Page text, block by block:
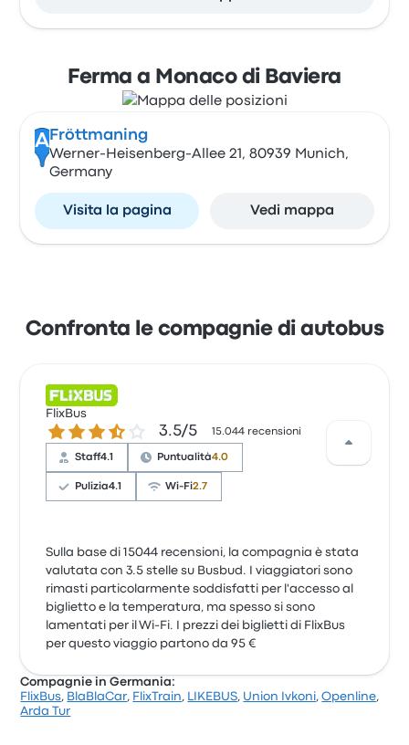
Ferma a Monaco di Baviera
A Fröttmaning
Werner-Heisenberg-Allee 21, 80939 Munich,
Germany
Visita la pagina Vedi mappa
Confronta le compagnie di autobus
FlixBus
3.5 su 5 stelle 3.5/5 15.044 recensioni
Staff4.1 Puntualità4.0
Pulizia4.1 Wi-Fi2.7
Sulla base di 15044 recensioni, la compagnia è stata
valutata con 3.5 stelle su Busbud. I viaggiatori sono
rimasti particolarmente soddisfatti per l'accesso al
biglietto e la temperatura, ma spesso si sono
lamentati per il Wi-Fi. I prezzi dei biglietti di FlixBus
per questo viaggio partono da 95 €
Compagnie in Germania:
FlixBus, BlaBlaCar, FlixTrain, LIKEBUS, Union Ivkoni,Openline,
Arda Tur